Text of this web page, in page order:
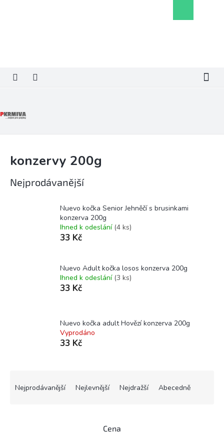
košík
konzervy 200g
Nejprodávanější
Nuevo kočka Senior Jehněčí s brusinkami
konzerva 200g
Ihned k odeslání (4 ks)
33 Kč
Nuevo Adult kočka losos konzerva 200g
Ihned k odeslání (3 ks)
33 Kč
Nuevo kočka adult Hovězí konzerva 200g
Vyprodáno
33 Kč
Nejprodávanější Nejlevnější Nejdražší Abecedně
Cena